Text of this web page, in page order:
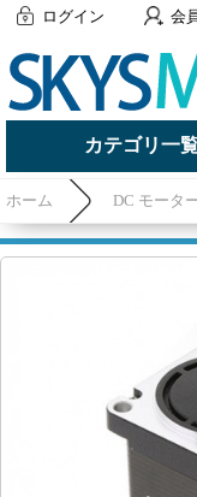
ログイン 会
カテゴリ一
ホーム DC モータ
61x61x108mm